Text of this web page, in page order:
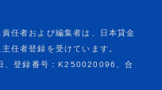
任者および編集者は、日本貸金
任者登録を受けています。
、登録番号：K250020096、合